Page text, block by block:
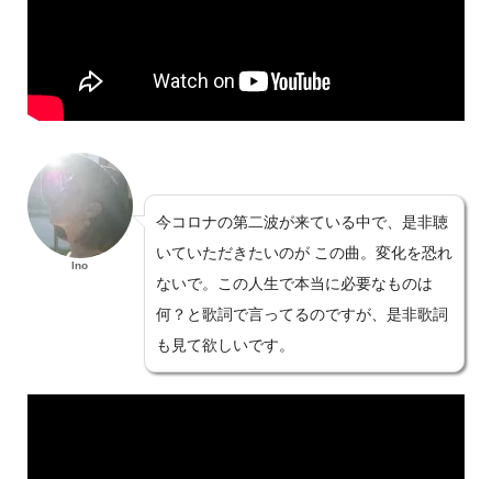
Ino
今コロナの第二波が来ている中で、是非聴
いていただきたいのが この曲。変化を恐れ
ないで。この人生で本当に必要なものは
何？と歌詞で言ってるのですが、是非歌詞
も見て欲しいです。